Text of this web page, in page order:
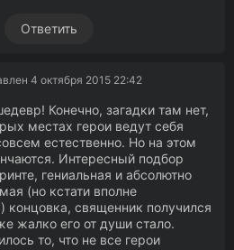
Ответить
4 октября 2015 22:42
Конечно, загадки там нет,
местах герои ведут себя
естественно. Но на этом
Интересный подбор
гениальная и абсолютно
(но кстати вполне
концовка, священник получился
жалко его от души стало.
то, что не все герои